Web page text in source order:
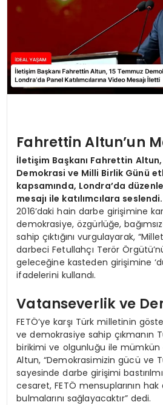
Fahrettin Altun’un
İletişim Başkanı Fahrettin Altun,
Demokrasi ve Milli Birlik Günü
kapsamında, Londra’da
mesajı ile katılımcılara
2016’daki hain darbe girişimine
demokrasiye, özgürlüğe,
sahip çıktığını vurgulayarak,
darbeci Fetullahçı Terör
geleceğine kasteden girişimine
ifadelerini kullandı.
Vatanseverlik ve
FETÖ’ye karşı Türk milletinin
ve demokrasiye sahip çıkmanın
birikimi ve olgunluğu ile
Altun, “Demokrasimizin gücü ve
sayesinde darbe girişimi
cesaret, FETÖ mensuplarının
bulmalarını sağlayacaktır” dedi.